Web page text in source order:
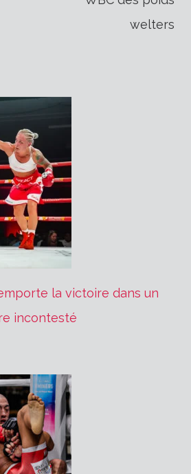
welters
la victoire dans un
incontesté